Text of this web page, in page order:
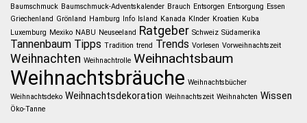
Baumschmuck Baumschmuck-Adventskalender Brauch Entsorgen Entsorgung Essen
Griechenland Grönland Hamburg Info Island Kanada KInder Kroatien Kuba
Luxemburg Mexiko NABU Neuseeland Ratgeber Schweiz Südamerika
Tannenbaum Tipps Tradition trend Trends Vorlesen Vorweihnachtszeit
Weihnachten Weihnachtrolle Weihnachtsbaum
Weihnachtsbräuche Weihnachtsbücher
Weihnachtsdeko Weihnachtsdekoration Weihnachtszeit Weihnahcten Wissen
Öko-Tanne